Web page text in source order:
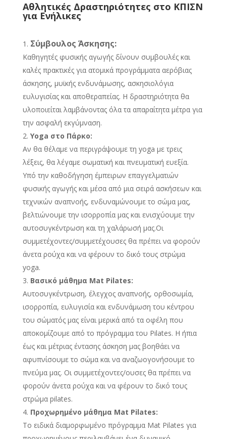
Αθλητικές Δραστηριότητες στο ΚΠΙΣΝ
για Ενήλικες
Σύμβουλος Άσκησης:
Καθηγητές φυσικής αγωγής δίνουν συμβουλές και
καλές πρακτικές για ατομικά προγράμματα αερόβιας
άσκησης, μυϊκής ενδυνάμωσης, ασκησιολόγια
ευλυγισίας και αποθεραπείας. Η δραστηριότητα θα
υλοποιείται λαμβάνοντας όλα τα απαραίτητα μέτρα για
την ασφαλή εκγύμναση.
Yoga στο Πάρκο:
Αν θα θέλαμε να περιγράψουμε τη yoga με τρεις
λέξεις, θα λέγαμε σωματική και πνευματική ευεξία.
Υπό την καθοδήγηση έμπειρων επαγγελματιών
φυσικής αγωγής και μέσα από μια σειρά ασκήσεων και
τεχνικών αναπνοής, ενδυναμώνουμε το σώμα μας,
βελτιώνουμε την ισορροπία μας και ενισχύουμε την
αυτοσυγκέντρωση και τη χαλάρωσή μας.Οι
συμμετέχοντες/συμμετέχουσες θα πρέπει να φορούν
άνετα ρούχα και να φέρουν το δικό τους στρώμα
yoga.
Βασικό μάθημα Mat Pilates:
Αυτοσυγκέντρωση, έλεγχος αναπνοής, ορθοσωμία,
ισορροπία, ευλυγισία και ενδυνάμωση του κέντρου
του σώματός μας είναι μερικά από τα οφέλη που
αποκομίζουμε από το πρόγραμμα του Pilates. H ήπια
έως και μέτριας έντασης άσκηση μας βοηθάει να
αφυπνίσουμε το σώμα και να αναζωογονήσουμε το
πνεύμα μας. Οι συμμετέχοντες/ουσες θα πρέπει να
φορούν άνετα ρούχα και να φέρουν το δικό τους
στρώμα pilates.
Προχωρημένο μάθημα Mat Pilates:
Το ειδικά διαμορφωμένο πρόγραμμα Mat Pilates για